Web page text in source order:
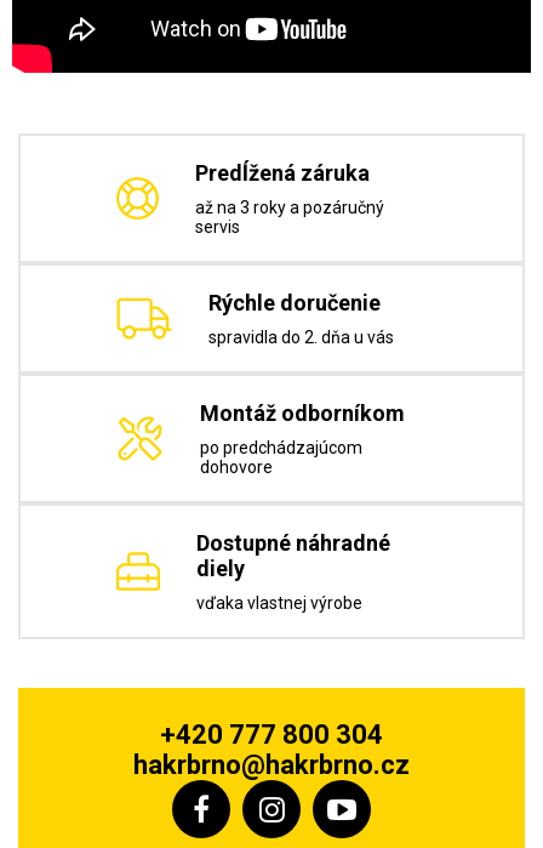
Predĺžená záruka
až na 3 roky a pozáručný
servis
Rýchle doručenie
spravidla do 2. dňa u vás
Montáž odborníkom
po predchádzajúcom
dohovore
Dostupné náhradné
diely
vďaka vlastnej výrobe
+420 777 800 304
hakrbrno@hakrbrno.cz